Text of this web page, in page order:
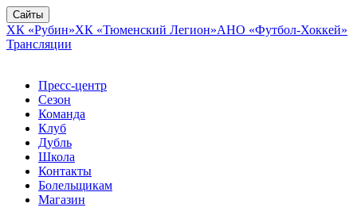
Сайты
ХК «Рубин»ХК «Тюменский Легион»АНО «Футбол-Хоккей»
Трансляции
Пресс-центр
Сезон
Команда
Клуб
Дубль
Школа
Контакты
Болельщикам
Магазин